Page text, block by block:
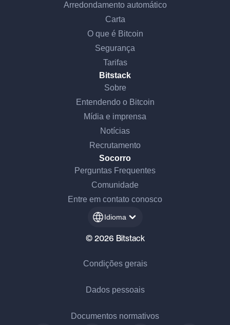
Arredondamento automático
Carta
O que é Bitcoin
Segurança
Tarifas
Bitstack
Sobre
Entendendo o Bitcoin
Mídia e imprensa
Notícias
Recrutamento
Socorro
Perguntas Frequentes
Comunidade
Entre em contato conosco
Idioma
© 2026 Bitstack
Condições gerais
Dados pessoais
Documentos normativos